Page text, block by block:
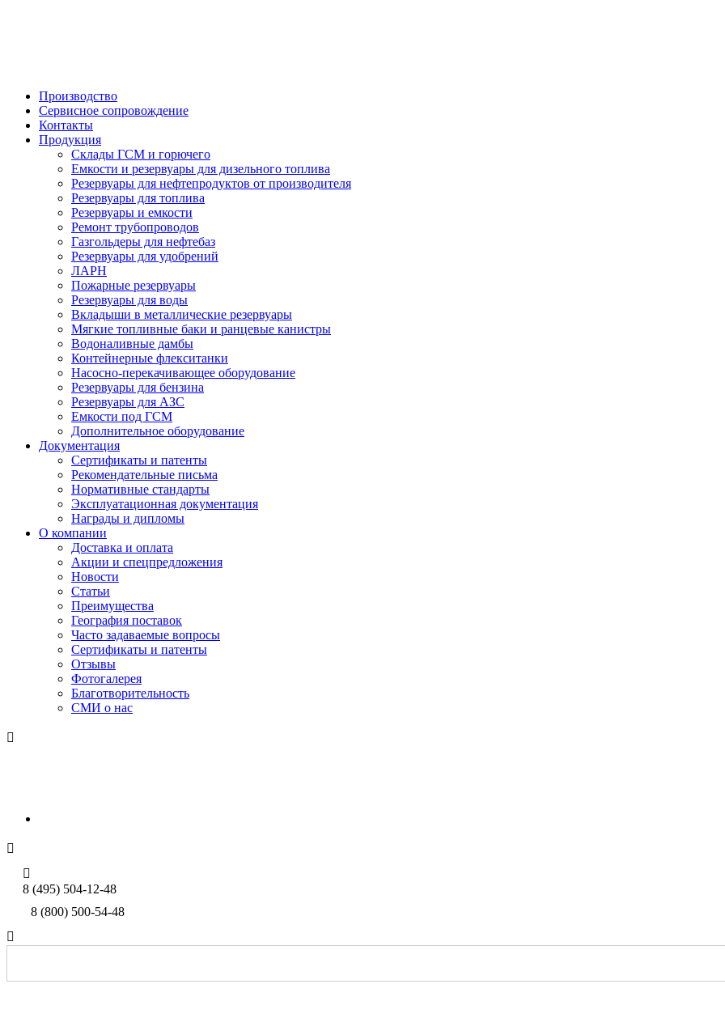
Производство
Сервисное сопровождение
Контакты
Продукция
Склады ГСМ и горючего
Емкости и резервуары для дизельного топлива
Резервуары для нефтепродуктов от производителя
Резервуары для топлива
Резервуары и емкости
Ремонт трубопроводов
Газгольдеры для нефтебаз
Резервуары для удобрений
ЛАРН
Пожарные резервуары
Резервуары для воды
Вкладыши в металлические резервуары
Мягкие топливные баки и ранцевые канистры
Водоналивные дамбы
Контейнерные флекситанки
Насосно-перекачивающее оборудование
Резервуары для бензина
Резервуары для АЗС
Емкости под ГСМ
Дополнительное оборудование
Документация
Сертификаты и патенты
Рекомендательные письма
Нормативные стандарты
Эксплуатационная документация
Награды и дипломы
О компании
Доставка и оплата
Акции и спецпредложения
Новости
Статьи
Преимущества
География поставок
Часто задаваемые вопросы
Сертификаты и патенты
Отзывы
Фотогалерея
Благотворительность
СМИ о нас



8 (495) 504-12-48
8 (800) 500-54-48
